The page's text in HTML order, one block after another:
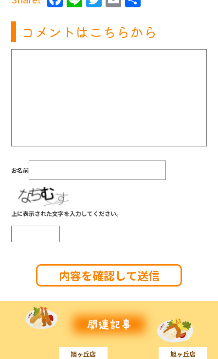
コメントはこちらから
お名前
上に表示された文字を入力してください。
旭ヶ丘店 旭ヶ丘店